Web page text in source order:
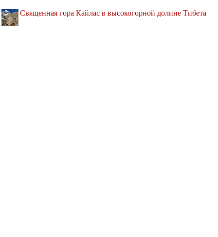
Священная гора Кайлас в высокогорной долине Тибета